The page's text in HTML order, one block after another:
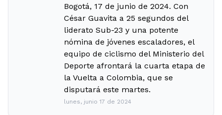
Bogotá, 17 de junio de 2024. Con
César Guavita a 25 segundos del
liderato Sub-23 y una potente
nómina de jóvenes escaladores, el
equipo de ciclismo del Ministerio del
Deporte afrontará la cuarta etapa de
la Vuelta a Colombia, que se
disputará este martes.
lunes, junio 17 de 2024